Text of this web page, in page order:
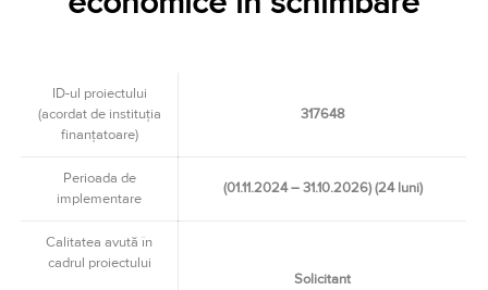
ID-ul proiectului
(acordat de instituţia
finanţatoare)
317648
Perioada de
implementare
(01.11.2024 – 31.10.2026) (24 luni)
Calitatea avută în
cadrul proiectului
Solicitant